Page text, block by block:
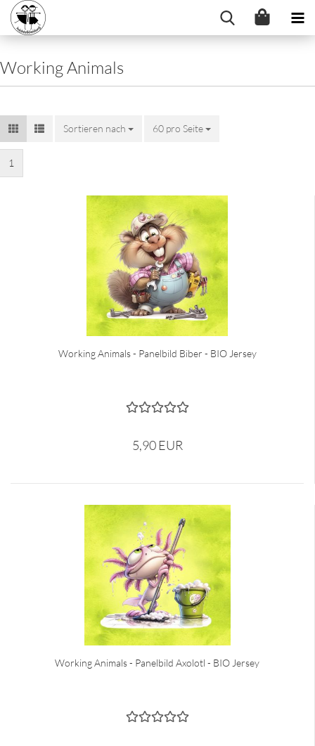
Working Animals
Sortieren nach
Sortieren nach 60 pro Seite
pro Seite
1
Working Animals - Panelbild Biber - BIO Jersey
5,90 EUR
Working Animals - Panelbild Axolotl - BIO Jersey